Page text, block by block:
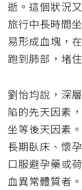
逝。這個狀況
旅行中長時間
易形成血塊，
跑到肺部，堵
劉怡均說，深
陷的先天因素
坐等後天因素
長期臥床、懷
口服避孕藥或
血異常體質者